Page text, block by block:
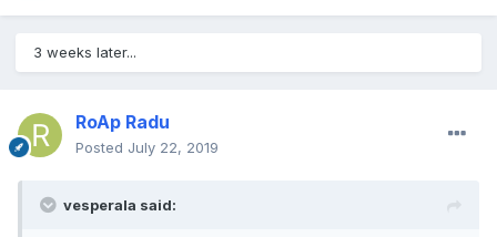
3 weeks later...
RoAp Radu
Posted July 22, 2019
vesperala said: